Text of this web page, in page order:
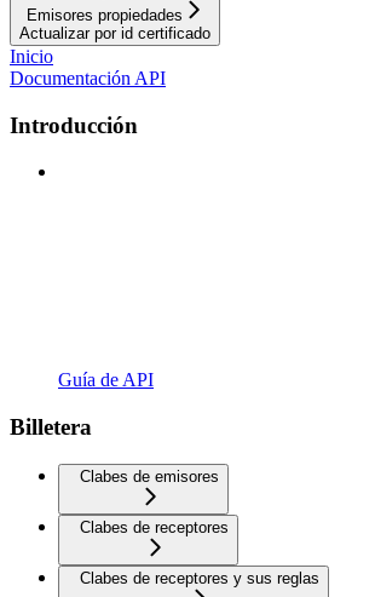
Emisores propiedades
Actualizar por id certificado
Inicio
Documentación API
Introducción
Guía de API
Billetera
Clabes de emisores
Clabes de receptores
Clabes de receptores y sus reglas